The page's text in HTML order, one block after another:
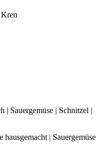
| Sauergemüse | Schnitzel |
| Sauergemüse